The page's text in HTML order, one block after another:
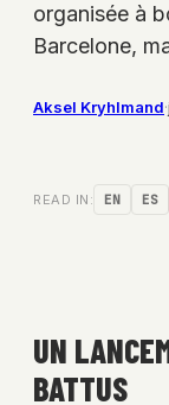
organisée à
Barcelone,
Aksel Kryhlmand·
READ IN: EN ES
UN
BATTUS